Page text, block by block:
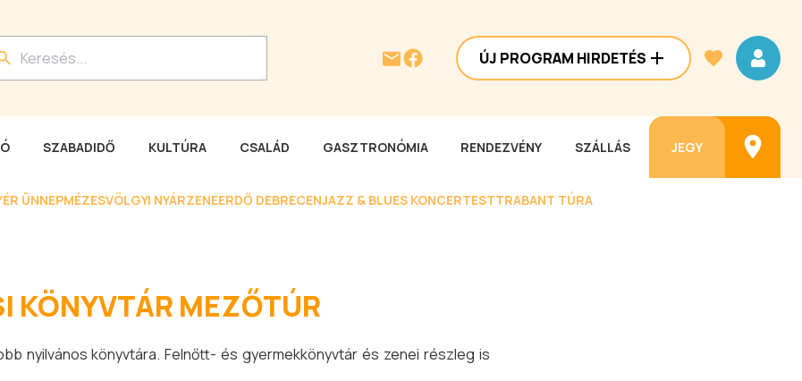
ÚJ PROGRAM HIRDETÉS
SZABADIDŐ KULTÚRA CSALÁD GASZTRONÓMIA RENDEZVÉNY SZÁLLÁS JEGY
ÜNNEPMÉZESVÖLGYI NYÁRZENEERDŐ DEBRECENJAZZ & BLUES KONCERTESTTRABANT TÚRA
KÖNYVTÁR MEZŐTÚR
nyilvános könyvtára. Felnőtt- és gyermekkönyvtár és zenei részleg is